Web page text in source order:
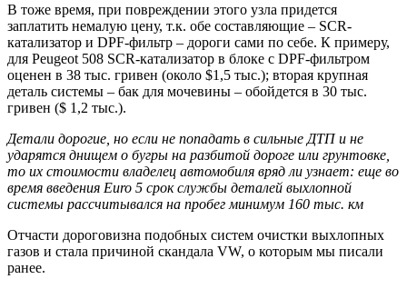
В тоже время, при повреждении этого узла придется
заплатить немалую цену, т.к. обе составляющие – SCR-
катализатор и DPF-фильтр – дороги сами по себе. К примеру,
для Peugeot 508 SCR-катализатор в блоке с DPF-фильтром
оценен в 38 тыс. гривен (около $1,5 тыс.); вторая крупная
деталь системы – бак для мочевины – обойдется в 30 тыс.
гривен ($ 1,2 тыс.).
Детали дорогие, но если не попадать в сильные ДТП и не
ударятся днищем о бугры на разбитой дороге или грунтовке,
то их стоимости владелец автомобиля вряд ли узнает: еще во
время введения Euro 5 срок службы деталей выхлопной
системы рассчитывался на пробег минимум 160 тыс. км
Отчасти дороговизна подобных систем очистки выхлопных
газов и стала причиной скандала VW, о которым мы писали
ранее.